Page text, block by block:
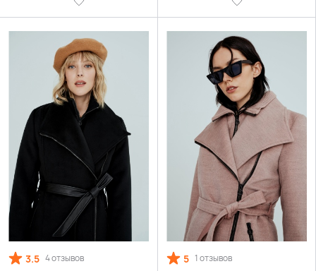
3.5 4 отзывов 5 1 отзывов